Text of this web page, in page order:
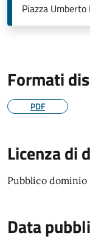
Piazza
Formati
PDF
Licenza di
Pubblico dominio
Data